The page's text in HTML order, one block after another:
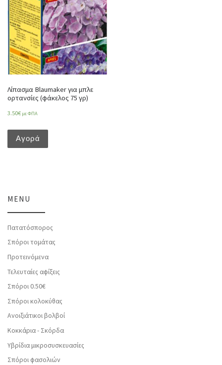
Λίπασμα Blaumaker για μπλε
ορτανσίες (φάκελος 75 γρ)
3.50€ με ΦΠΑ
Αγορά
MENU
Πατατόσπορος
Σπόροι τομάτας
Προτεινόμενα
Τελευταίες αφίξεις
Σπόροι 0.50€
Σπόροι κολοκύθας
Ανοιξιάτικοι βολβοί
Κοκκάρια - Σκόρδα
Υβρίδια μικροσυσκευασίες
Σπόροι φασολιών